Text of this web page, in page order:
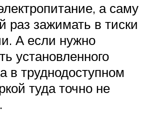
а саму
раз зажимать в тиски
А если нужно
установленного
в труднодоступном
туда точно не